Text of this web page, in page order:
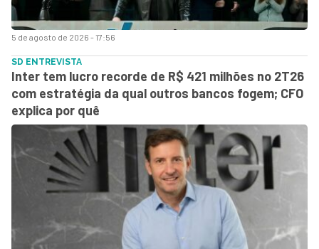
5 de agosto de 2026 - 17:56
SD ENTREVISTA
Inter tem lucro recorde de R$ 421 milhões no 2T26
com estratégia da qual outros bancos fogem; CFO
explica por quê